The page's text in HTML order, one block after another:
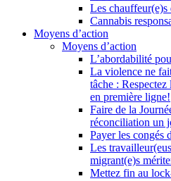
Les chauffeur(e)s
Cannabis
Moyens d’action
Moyens d’action
L’abordabilité
La violence ne
tâche :
en première ligne!
Faire de la
réconciliation un
Payer les congés
Les
migrant(e)s
Mettez fin au